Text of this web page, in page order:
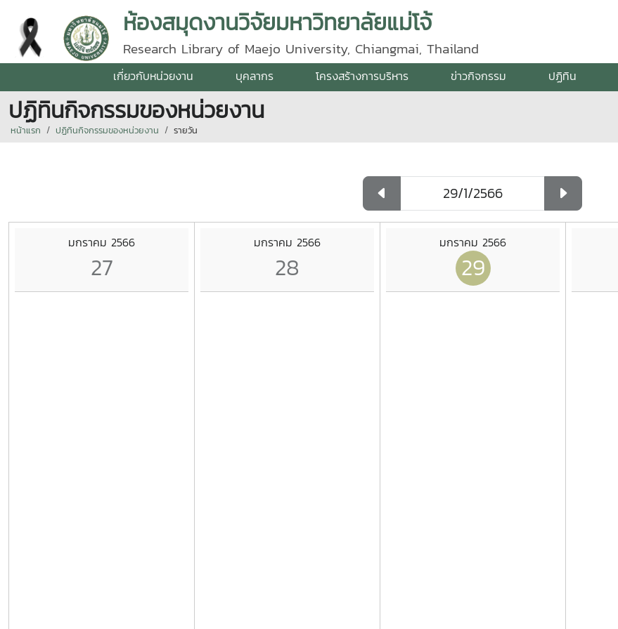
ห้องสมุดงานวิจัยมหาวิทยาลัยแม่โจ้
Research Library of Maejo University, Chiangmai, Thailand
เกี่ยวกับหน่วยงาน บุคลากร โครงสร้างการบริหาร ข่าวกิจกรรม ปฏิทิน
ปฏิทินกิจกรรมของหน่วยงาน
หน้าแรก ปฏิทินกิจกรรมของหน่วยงาน รายวัน
มกราคม 2566
27
มกราคม 2566
28
มกราคม 2566
29